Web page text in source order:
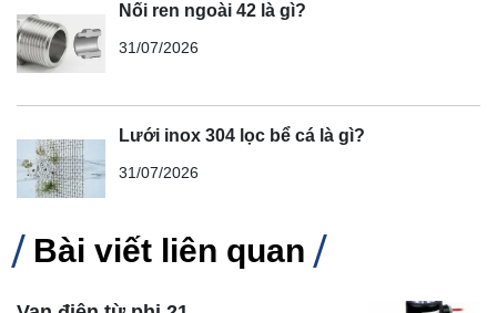
Nối ren ngoài 42 là gì?
31/07/2026
Lưới inox 304 lọc bể cá là gì?
31/07/2026
Bài viết liên quan